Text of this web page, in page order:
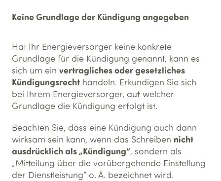
Keine Grundlage der Kündigung angegeben
Hat Ihr Energieversorger keine konkrete
Grundlage für die Kündigung genannt, kann es
sich um ein vertragliches oder gesetzliches
Kündigungsrecht handeln. Erkundigen Sie sich
bei Ihrem Energieversorger, auf welcher
Grundlage die Kündigung erfolgt ist.
Beachten Sie, dass eine Kündigung auch dann
wirksam sein kann, wenn das Schreiben nicht
ausdrücklich als „Kündigung“, sondern als
„Mitteilung über die vorübergehende Einstellung
der Dienstleistung“ o. Ä. bezeichnet wird.